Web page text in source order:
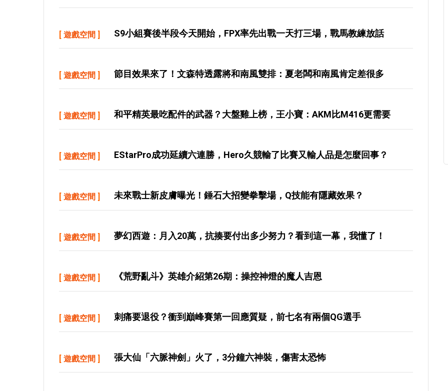
[ 遊戲空間 ] S9小組賽後半段今天開始，FPX率先出戰一天打三場，戰馬教練放話
[ 遊戲空間 ] 節目效果來了！文森特透露將和南風雙排：夏老闆和南風肯定差很多
[ 遊戲空間 ] 和平精英最吃配件的武器？大盤雞上榜，王小寶：AKM比M416更需要
[ 遊戲空間 ] EStarPro成功延續六連勝，Hero久競輸了比賽又輸人品是怎麼回事？
[ 遊戲空間 ] 未來戰士新皮膚曝光！錘石大招變拳擊場，Q技能有隱藏效果？
[ 遊戲空間 ] 夢幻西遊：月入20萬，抗揍要付出多少努力？看到這一幕，我懂了！
[ 遊戲空間 ] 《荒野亂斗》英雄介紹第26期：操控神燈的魔人吉恩
[ 遊戲空間 ] 刺痛要退役？衝到巔峰賽第一回應質疑，前七名有兩個QG選手
[ 遊戲空間 ] 張大仙「六脈神劍」火了，3分鐘六神裝，傷害太恐怖